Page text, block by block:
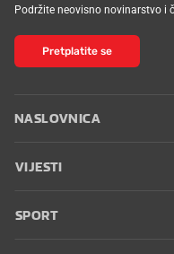
Podržite neovisno novinarstvo i
Pretplatite se
NASLOVNICA
VIJESTI
SPORT